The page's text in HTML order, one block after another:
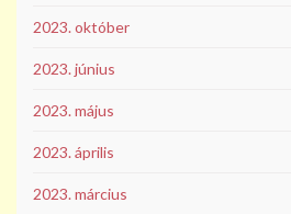
2023. október
2023. június
2023. május
2023. április
2023. március